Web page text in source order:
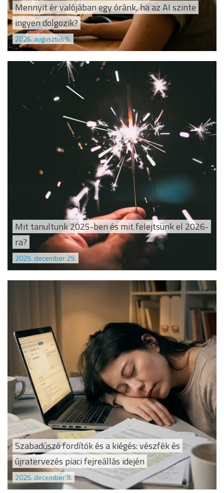
Mennyit ér valójában egy óránk, ha az AI szinte
ingyen dolgozik?
2026. augusztus 5.
Mit tanultunk 2025-ben és mit felejtsünk el 2026-
ra?
2025. december 29.
Szabadúszó fordítók és a kiégés: vészfék és
újratervezés piaci fejreállás idején
2025. december 9.